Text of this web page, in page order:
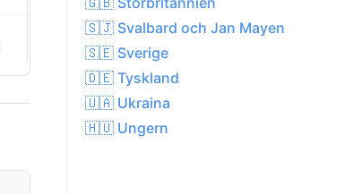
Waning
Crescent
🇸🇯 Svalbard och Jan Mayen
🇸🇪 Sverige
🇩🇪 Tyskland
🇺🇦 Ukraina
🇭🇺 Ungern